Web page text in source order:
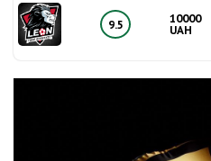
9.5
10000
UAH